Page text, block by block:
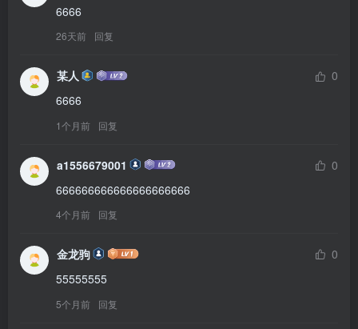
6666
26天前 回复
某人
0
6666
1个月前 回复
a1556679001
0
666666666666666666666
4个月前 回复
金龙驹
0
55555555
5个月前 回复